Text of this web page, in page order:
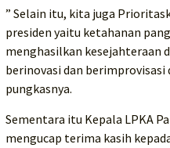
” Selain itu, kita juga
presiden yaitu ketahanan
menghasilkan kesejahteraan
berinovasi dan berimprovisasi
pungkasnya.
Sementara itu Kepala LPKA
mengucap terima kasih